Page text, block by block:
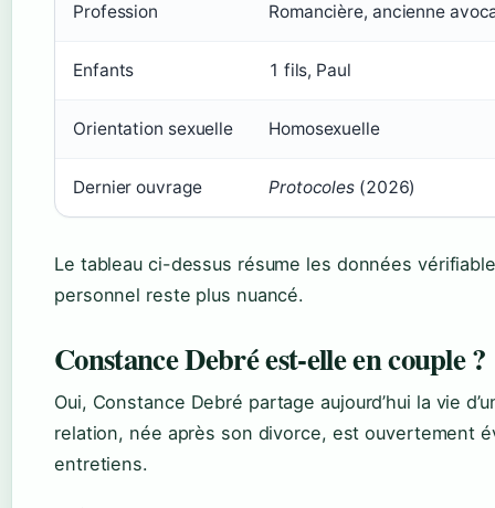
Profession Romancière, ancienne
Enfants 1 fils, Paul
Orientation sexuelle Homosexuelle
Dernier ouvrage Protocoles (2026)
Le tableau ci-dessus résume les données
personnel reste plus nuancé.
Constance Debré est-elle en couple ?
Oui, Constance Debré partage aujourd’hui la vie
relation, née après son divorce, est ouvertement
entretiens.